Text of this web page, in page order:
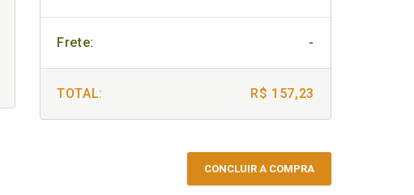
Frete: -
TOTAL: R$ 157,23
CONCLUIR A COMPRA